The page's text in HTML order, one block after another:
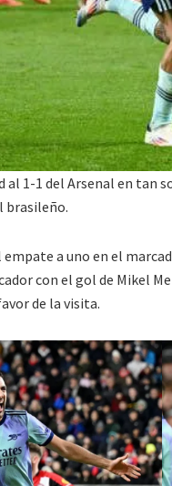
1-1 del Arsenal en tan
brasileño.
a uno en el
con el gol de Mikel
de la visita.